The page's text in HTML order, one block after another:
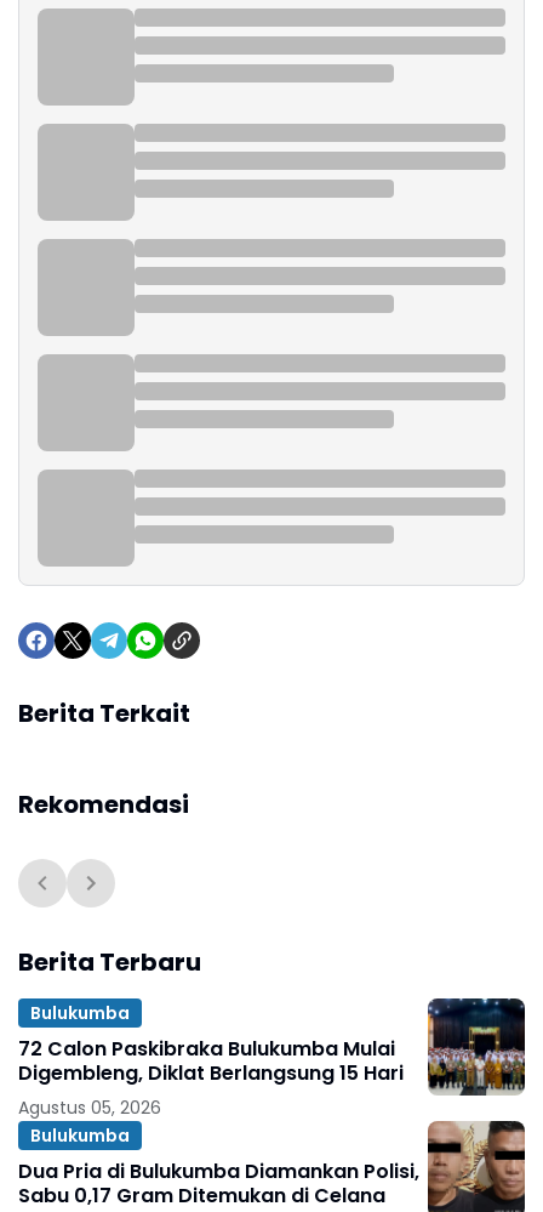
Berita Terkait
Rekomendasi
Berita Terbaru
Bulukumba
72 Calon Paskibraka Bulukumba Mulai
Digembleng, Diklat Berlangsung 15 Hari
Agustus 05, 2026
Bulukumba
Dua Pria di Bulukumba Diamankan Polisi,
Sabu 0,17 Gram Ditemukan di Celana